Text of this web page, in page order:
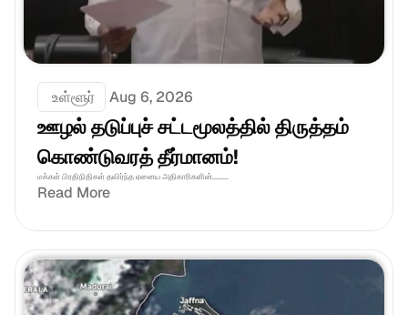
உள்ளூர் Aug 6, 2026
ஊழல் தடுப்புச் சட்டமூலத்தில் திருத்தம்
கொண்டுவரத் தீர்மானம்!
மக்கள் பிரதிநிதிகள் தவிர்ந்த ஏனைய அதிகாரிகளின்.........
Read More